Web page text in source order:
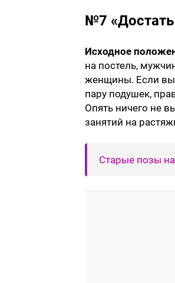
№7 «Достать
Исходное
на постель,
женщины. Если вы
пару подушек,
Опять ничего не
занятий на
Старые позы